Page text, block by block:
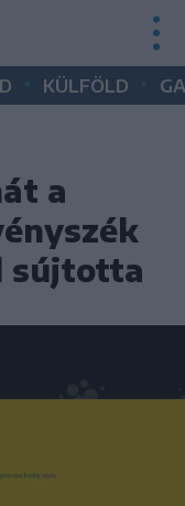
KÜLFÖLD
a
sújtotta